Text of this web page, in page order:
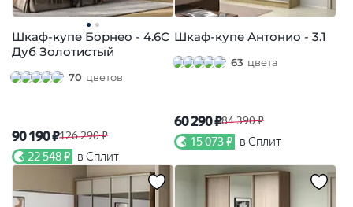
Шкаф-купе Борнео - 4.6С
Дуб Золотистый
70 цветов
90 190 ₽126 290 ₽
22 548 ₽ в Сплит
Шкаф-купе Антонио - 3.1
63 цвета
60 290 ₽84 390 ₽
15 073 ₽ в Сплит